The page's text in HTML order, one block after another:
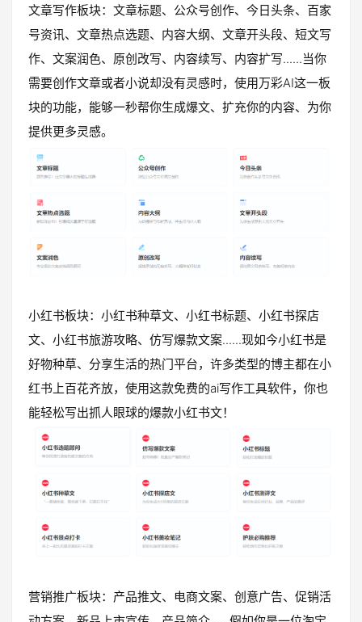
文章写作板块：文章标题、公众号创作、今日头条、百家
号资讯、文章热点选题、内容大纲、文章开头段、短文写
作、文案润色、原创改写、内容续写、内容扩写......当你
需要创作文章或者小说却没有灵感时，使用万彩AI这一板
块的功能，能够一秒帮你生成爆文、扩充你的内容、为你
提供更多灵感。
小红书板块：小红书种草文、小红书标题、小红书探店
文、小红书旅游攻略、仿写爆款文案......现如今小红书是
好物种草、分享生活的热门平台，许多类型的博主都在小
红书上百花齐放，使用这款免费的ai写作工具软件，你也
能轻松写出抓人眼球的爆款小红书文！
营销推广板块：产品推文、电商文案、创意广告、促销活